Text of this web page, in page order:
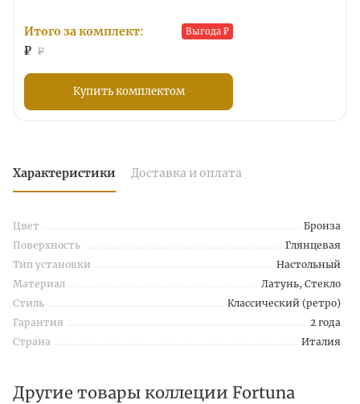
Выгода ₽
Итого за комплект:
₽ ₽
Купить комплектом
Характеристики Доставка и оплата
Цвет
Бронза
Поверхность
Глянцевая
Тип установки
Настольный
Материал
Латунь, Стекло
Стиль
Классический (ретро)
Гарантия
2 года
Страна
Италия
Другие товары коллеции Fortuna